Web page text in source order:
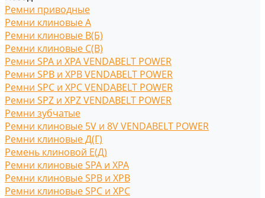
Ремни приводные
Ремни клиновые A
Ремни клиновые В(Б)
Ремни клиновые С(B)
Ремни SPA и XPA VENDABELT POWER
Ремни SPB и XPB VENDABELT POWER
Ремни SPC и XPC VENDABELT POWER
Ремни SPZ и XPZ VENDABELT POWER
Ремни зубчатые
Ремни клиновые 5V и 8V VENDABELT POWER
Ремни клиновые Д(Г)
Ремень клиновой Е(Д)
Ремни клиновые SPA и XPA
Ремни клиновые SPB и XPB
Ремни клиновые SPC и XPC